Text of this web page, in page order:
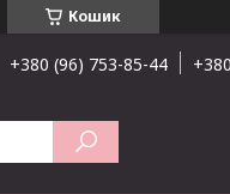
Кошик
+380 (96) 753-85-44